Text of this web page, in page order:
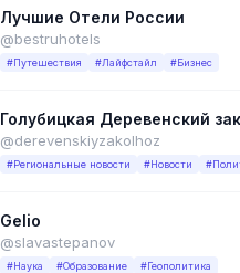
Лучшие Отели России
@bestruhotels
#Путешествия #Лайфстайл #Бизнес
Голубицкая Деревенский
@derevenskiyzakolhoz
#Региональные новости #Новости
Gelio
@slavastepanov
#Наука #Образование #Геополитика